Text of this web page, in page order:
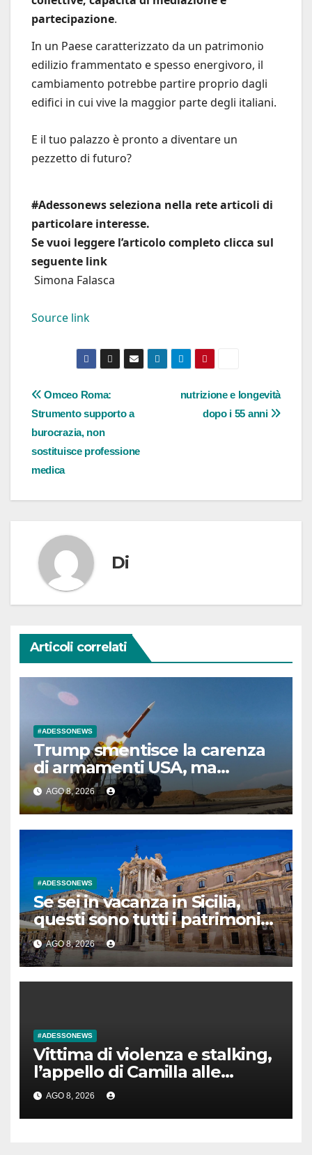
partecipazione.
In un Paese caratterizzato da un patrimonio
edilizio frammentato e spesso energivoro, il
cambiamento potrebbe partire proprio dagli
edifici in cui vive la maggior parte degli italiani.
E il tuo palazzo è pronto a diventare un
pezzetto di futuro?
#Adessonews seleziona nella rete articoli di
particolare interesse.
Se vuoi leggere l’articolo completo clicca sul
seguente link
Simona Falasca
Source link
Navigazione
articoli
nutrizione e longevità
dopo i 55 anni
Omceo Roma:
Strumento supporto a
burocrazia, non
sostituisce professione
medica
Di
Articoli correlati
#ADESSONEWS
Trump smentisce la carenza
di armamenti USA, ma
intanto non dà i Patriot a
Zelensky
AGO 8, 2026
#ADESSONEWS
Se sei in vacanza in Sicilia,
questi sono tutti i patrimoni
UNESCO che puoi visitare
sull’isola
AGO 8, 2026
#ADESSONEWS
Vittima di violenza e stalking,
l’appello di Camilla alle
donne: “Non vergognatevi,
parlatene”
AGO 8, 2026